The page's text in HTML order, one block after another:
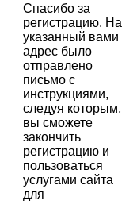
Спасибо за
регистрацию. На
указанный вами
адрес было
отправлено
письмо с
инструкциями,
следуя которым,
вы сможете
закончить
регистрацию и
пользоваться
услугами сайта
для